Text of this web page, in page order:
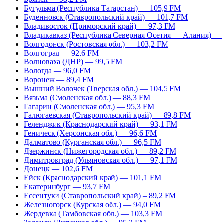
Бугульма (Республика Татарстан) — 105,9 FM
Буденновск (Ставропольский край) — 101,7 FM
Владивосток (Приморский край) — 97,3 FM
Владикавказ (Республика Северная Осетия — Алания)
Волгодонск (Ростовская обл.) — 103,2 FM
Волгоград — 92,6 FM
Волноваха (ДНР) — 99,5 FM
Вологда — 96,0 FM
Воронеж — 89,4 FM
Вышний Волочек (Тверская обл.) — 104,5 FM
Вязьма (Смоленская обл.) — 88,3 FM
Гагарин (Смоленская обл.) — 95,3 FM
Галюгаевская (Ставропольский край) — 89,8 FM
Геленджик (Краснодарский край) — 93,1 FM
Геническ (Херсонская обл.) — 96,6 FM
Далматово (Курганская обл.) — 96,5 FM
Дзержинск (Нижегородская обл.) — 89,2 FM
Димитровград (Ульяновская обл.) — 97,1 FM
Донецк — 102,6 FM
Ейск (Краснодарский край) — 101,1 FM
Екатеринбург — 93,7 FM
Ессентуки (Ставропольский край) – 89,2 FM
Железногорск (Курская обл.) — 94,0 FM
Жердевка (Тамбовская обл.) — 103,3 FM